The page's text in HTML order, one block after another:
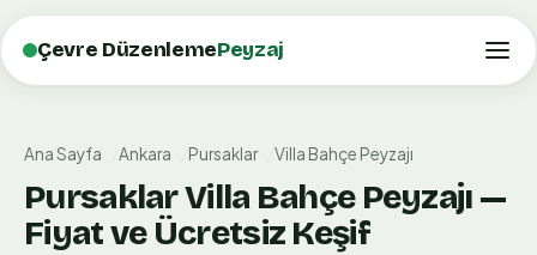
Çevre DüzenlemePeyzaj
Ana Sayfa Ankara Pursaklar Villa Bahçe Peyzajı
Pursaklar Villa Bahçe Peyzajı —
Fiyat ve Ücretsiz Keşif